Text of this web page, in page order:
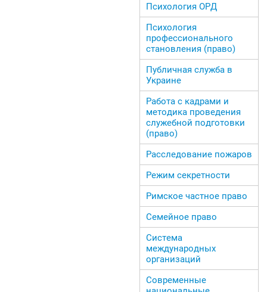
Психология ОРД
Психология
профессионального
становления (право)
Публичная служба в
Украине
Работа с кадрами и
методика проведения
служебной подготовки
(право)
Расследование пожаров
Режим секретности
Римское частное право
Семейное право
Система
международных
организаций
Современные